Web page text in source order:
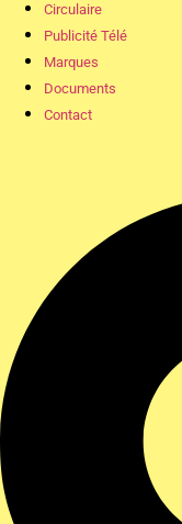
Circulaire
Publicité Télé
Marques
Documents
Contact